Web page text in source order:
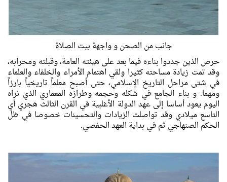
جانب من الصحن و واجهة بيت الصلاة
حرص الذين جددوا بناءه فيما بعد على هيئته العامة، وقبلته ومحرابه،
وقد تمت زيادة مساحته كثيرا ولقي اهتمام الأمراء والخلفاء والعلماء
في شتى مراحل التاريخ الإسلامي، حتى أصبح معلماً تاريخياً بارزاً
ومهما. و بناء الجامع في شكله وحجمه وطرازه المعماري الذي نراه
اليوم يعود أساسا إلى عهد الدولة الأغلبية في القرن الثالث هجري أي
التاسع ميلادي وقد تواصلت الزيادات والتحسينات خصوصا في ظل
الحكم الصنهاجي ثم في بداية العهد الحفصي.